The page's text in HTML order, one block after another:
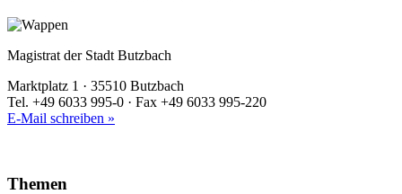
Magistrat der Stadt Butzbach
Marktplatz 1 · 35510 Butzbach
Tel. +49 6033 995-0 · Fax +49 6033 995-220
E-Mail schreiben »
Themen